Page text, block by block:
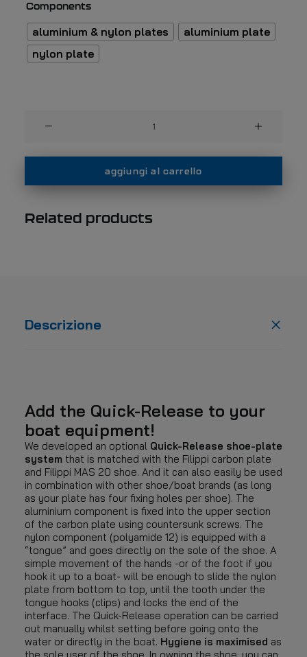
Components
aluminium & nylon plates
aluminium plate
nylon plate
shoes
aggiungi al carrello
Related products
Descrizione
Add the Quick-Release to your
boat equipment!
We developed an optional Quick-Release shoe-plate
system that is matched with the Filippi carbon plate
and Filippi MAS 20 shoe. And it can also easily be used
in combination with other shoe/boat brands (as long
as your plate has four fixing holes per shoe). The
aluminium component is fixed into the upper section
of the carbon plate using countersunk screws. The
nylon component (polyamide 12) is equipped with a
“tongue” and goes directly on the sole of the shoe. A
simple movement of the hands -or of the foot if you
hook it up to a boat- will be enough to slide the nylon
plate from bottom to top, until the tooth under the
tongue hooks (clips) and locks the end of the
interface. The Quick-Release operation can be carried
out manually whilst setting before going onto the
water or directly in the boat. Hygiene is maximised as